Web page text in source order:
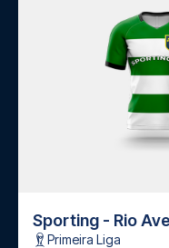
Sporting - Rio Ave
Primeira Liga